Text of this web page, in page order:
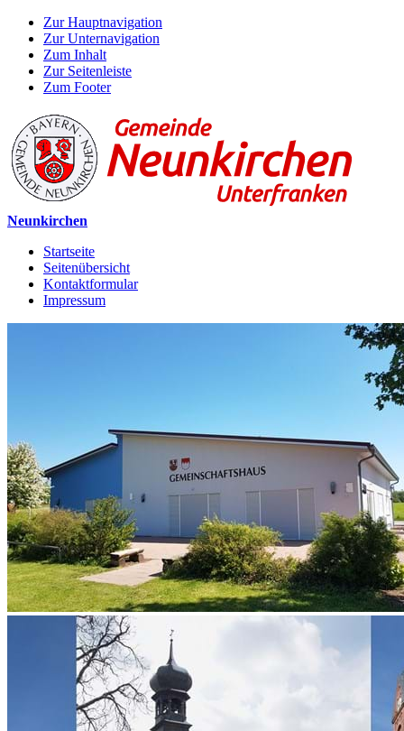
Zur Hauptnavigation
Zur Unternavigation
Zum Inhalt
Zur Seitenleiste
Zum Footer
Neunkirchen
Startseite
Seitenübersicht
Kontaktformular
Impressum